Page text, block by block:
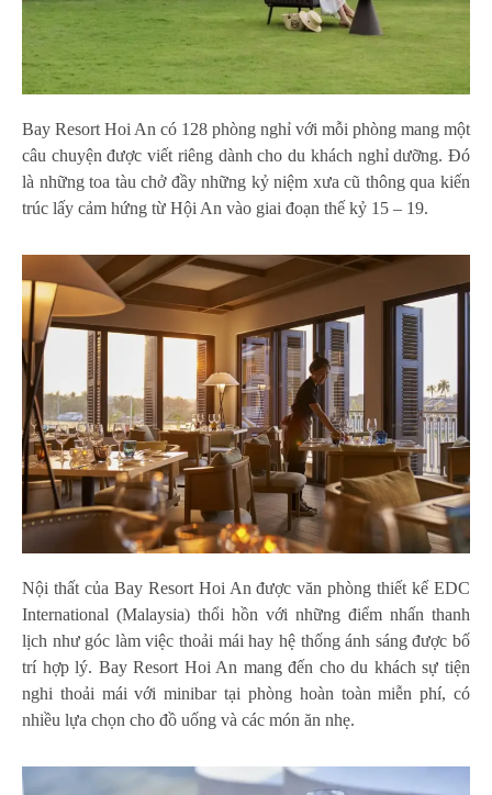
Bay Resort Hoi An có 128 phòng nghỉ với mỗi phòng mang một
câu chuyện được viết riêng dành cho du khách nghỉ dưỡng. Đó
là những toa tàu chở đầy những kỷ niệm xưa cũ thông qua kiến
trúc lấy cảm hứng từ Hội An vào giai đoạn thế kỷ 15 – 19.
Nội thất của Bay Resort Hoi An được văn phòng thiết kế EDC
International (Malaysia) thổi hồn với những điểm nhấn thanh
lịch như góc làm việc thoải mái hay hệ thống ánh sáng được bố
trí hợp lý. Bay Resort Hoi An mang đến cho du khách sự tiện
nghi thoải mái với minibar tại phòng hoàn toàn miễn phí, có
nhiều lựa chọn cho đồ uống và các món ăn nhẹ.